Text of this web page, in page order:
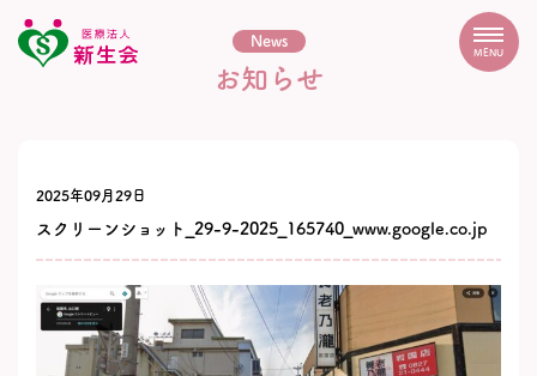
MENU
News
お知らせ
2025年09月29日
スクリーンショット_29-9-2025_165740_www.google.co.jp